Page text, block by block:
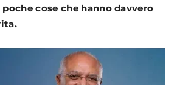
cose che hanno davvero